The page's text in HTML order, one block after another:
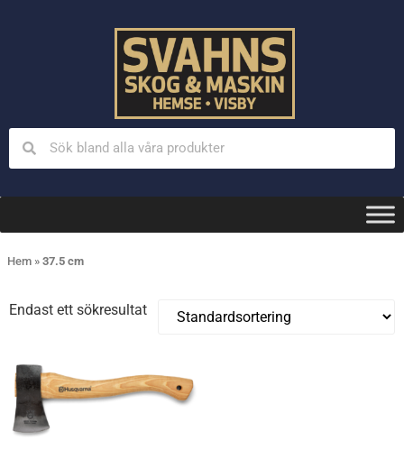
Hem » 37.5 cm
Endast ett sökresultat